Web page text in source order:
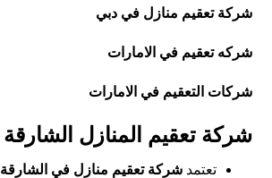
شركة تعقيم منازل في دبي
شركه تعقيم في الامارات
شركات التعقيم في الامارات
شركة تعقيم المنازل الشارقة
تعتمدشركة تعقيم منازل في الشارقة